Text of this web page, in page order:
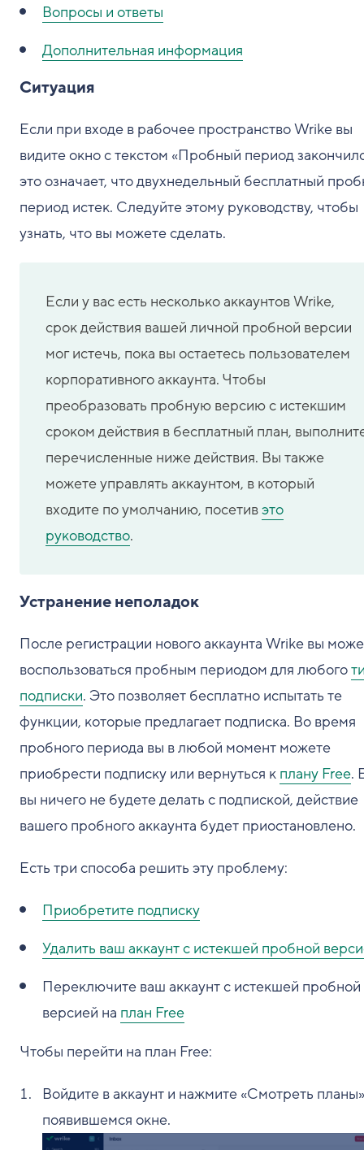
Вопросы и ответы
Дополнительная информация
Ситуация
Если при входе в рабочее пространство Wrike вы
видите окно с текстом «Пробный период
это означает, что двухнедельный бесплатный
период истек. Следуйте этому руководству, чтобы
узнать, что вы можете сделать.
Если у вас есть несколько аккаунтов Wrike,
срок действия вашей личной пробной версии
мог истечь, пока вы остаетесь пользователем
корпоративного аккаунта. Чтобы
преобразовать пробную версию с истекшим
сроком действия в бесплатный план,
перечисленные ниже действия. Вы также
можете управлять аккаунтом, в который
входите по умолчанию, посетивэто
руководство.
Устранение неполадок
После регистрации нового аккаунта Wrike вы
воспользоваться пробным периодом для любого
подписки. Это позволяет бесплатно испытать те
функции, которые предлагает подписка. Во время
пробного периода вы в любой момент можете
приобрести подписку или вернуться к плану Free.
вы ничего не будете делать с подпиской, действие
вашего пробного аккаунта будет приостановлено.
Есть три способа решить эту проблему:
Приобретите подписку
Удалить ваш аккаунт с истекшей пробной
Переключите ваш аккаунт с истекшей пробной
версией на план Free
Чтобы перейти на план Free:
Войдите в аккаунт и нажмите «Смотреть планы
появившемся окне.